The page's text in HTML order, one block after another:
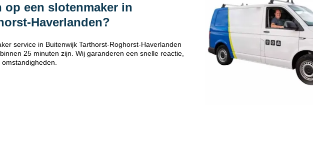
op een slotenmaker in
Haverlanden?
service in Buitenwijk Tarthorst-Roghorst-Haverlanden
25 minuten zijn. Wij garanderen een snelle reactie,